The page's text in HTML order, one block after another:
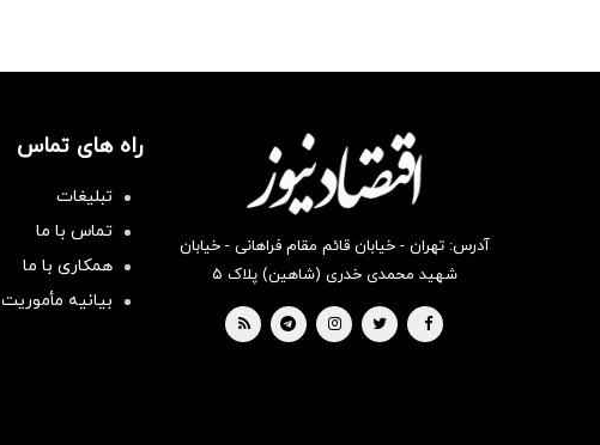
آدرس: تهران - خیابان قائم مقام فراهانی - خیابان
شهید محمدی خدری (شاهین) پلاک ۵
راه های تماس
تبلیغات
تماس با ما
همکاری با ما
بیانیه مأموریت